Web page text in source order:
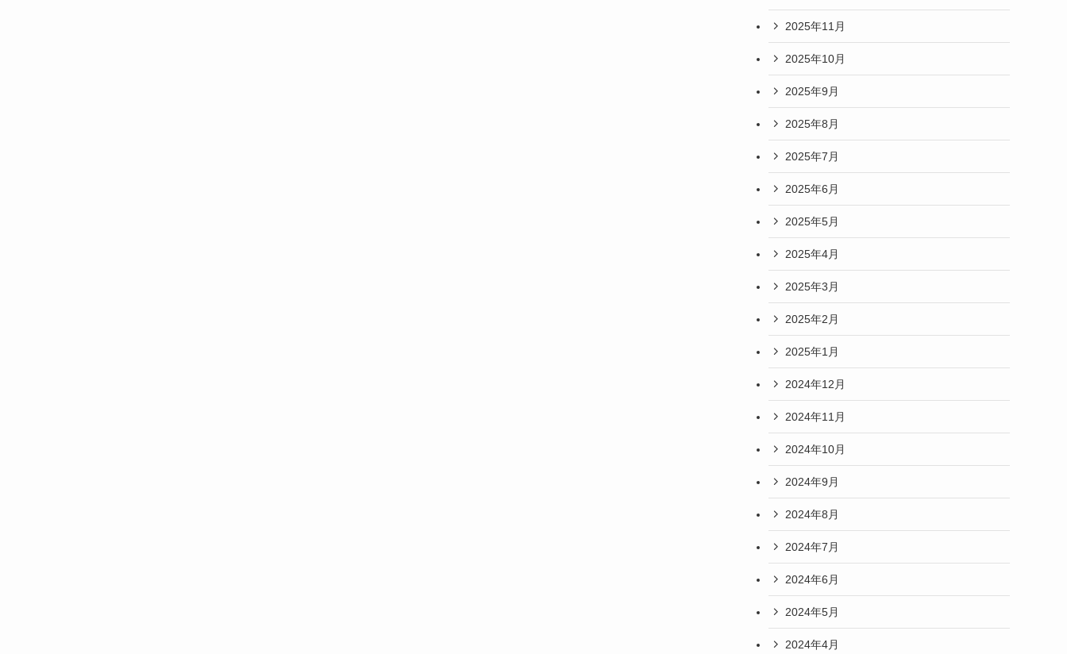
2025年11月
2025年10月
2025年9月
2025年8月
2025年7月
2025年6月
2025年5月
2025年4月
2025年3月
2025年2月
2025年1月
2024年12月
2024年11月
2024年10月
2024年9月
2024年8月
2024年7月
2024年6月
2024年5月
2024年4月